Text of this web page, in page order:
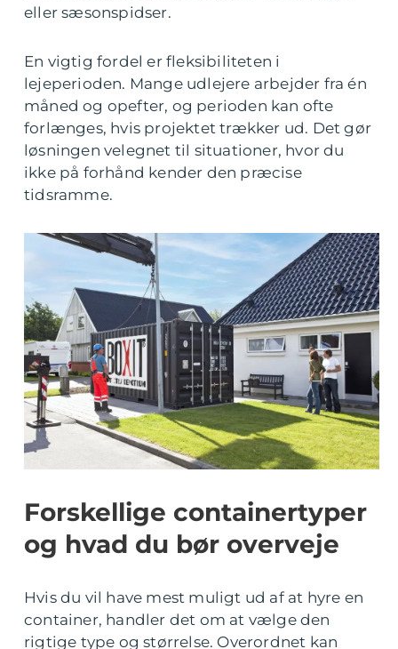
eller sæsonspidser.
En vigtig fordel er fleksibiliteten i
lejeperioden. Mange udlejere arbejder fra én
måned og opefter, og perioden kan ofte
forlænges, hvis projektet trækker ud. Det gør
løsningen velegnet til situationer, hvor du
ikke på forhånd kender den præcise
tidsramme.
Forskellige containertyper
og hvad du bør overveje
Hvis du vil have mest muligt ud af at hyre en
container, handler det om at vælge den
rigtige type og størrelse. Overordnet kan